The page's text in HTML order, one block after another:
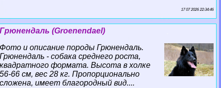
17 07 2026 22:34:46
Грюнендаль (Groenendael)
Фото и описание породы Грюнендаль.
Грюнендаль - собака среднего роста,
квадратного формата. Высота в холке
56-66 см, вес 28 кг. Пропорционально
сложена, имеет благородный вид....